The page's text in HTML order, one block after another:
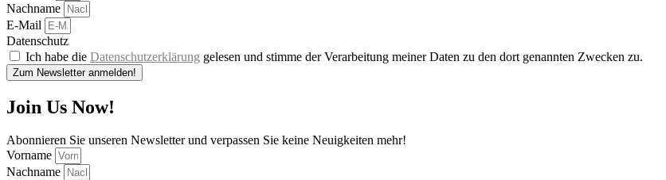
Nachname
E-Mail
Datenschutz
Ich habe die Datenschutzerklärung gelesen und stimme der Verarbeitung meiner Daten zu den dort genannten Zwecken zu.
Zum Newsletter anmelden!
Join Us Now!
Abonnieren Sie unseren Newsletter und verpassen Sie keine Neuigkeiten mehr!
Vorname
Nachname